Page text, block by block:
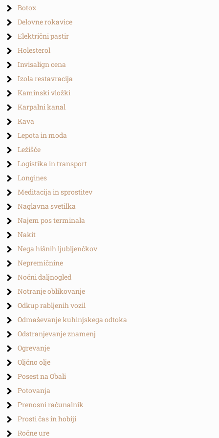
Botox
Delovne rokavice
Električni pastir
Holesterol
Invisalign cena
Izola restavracija
Kaminski vložki
Karpalni kanal
Kava
Lepota in moda
Ležišče
Logistika in transport
Longines
Meditacija in sprostitev
Naglavna svetilka
Najem pos terminala
Nakit
Nega hišnih ljubljenčkov
Nepremičnine
Nočni daljnogled
Notranje oblikovanje
Odkup rabljenih vozil
Odmaševanje kuhinjskega odtoka
Odstranjevanje znamenj
Ogrevanje
Oljčno olje
Posest na Obali
Potovanja
Prenosni računalnik
Prosti čas in hobiji
Ročne ure